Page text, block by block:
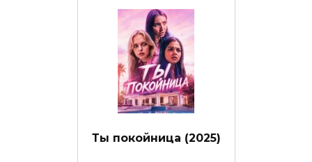
Ты покойница (2025)